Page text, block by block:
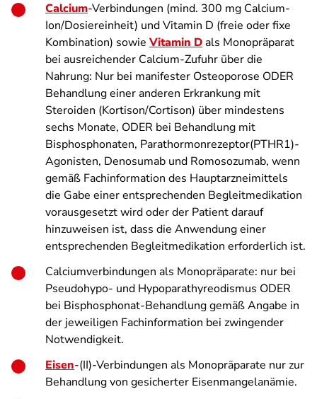
Calcium-Verbindungen (mind. 300 mg Calcium-
Ion/Dosiereinheit) und Vitamin D (freie oder fixe
Kombination) sowie Vitamin Dals Monopräparat
bei ausreichender Calcium-Zufuhr über die
Nahrung: Nur bei manifester Osteoporose ODER
Behandlung einer anderen Erkrankung mit
Steroiden (Kortison/Cortison) über mindestens
sechs Monate, ODER bei Behandlung mit
Bisphosphonaten, Parathormonre­zeptor(PTHR1)-
Agonisten, Denosumab und Romosozumab, wenn
gemäß Fachinformation des Hauptarznei­mit­tels
die Gabe einer entsprechenden Begleitmedikation
vorausgesetzt wird oder der Patient darauf
hinzuweisen ist, dass die Anwendung einer
entsprechenden Begleitmedikation erforderlich ist.
Calciumverbindungen als Monopräparate: nur bei
Pseudohypo- und Hypoparathyreodismus ODER
bei Bisphosphonat-Behandlung gemäß Angabe in
der jeweiligen Fachinformation bei zwingender
Notwendigkeit.
Eisen-(II)-Verbindungen als Monopräparate nur zur
Behandlung von gesicherter Eisenmangelanämie.